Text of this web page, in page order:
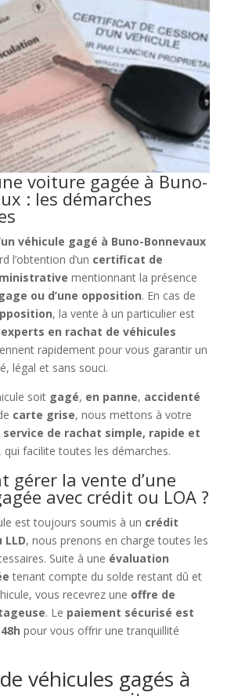
voiture gagée à Buno-
: les démarches
véhicule gagé à Buno-Bonnevaux
l’obtention d’un certificat de
mentionnant la présence
gage ou d’une opposition. En cas de
, la vente à un particulier est
experts en rachat de véhicules
rapidement pour vous garantir un
légal et sans souci.
soit gagé, en panne, accidenté
carte grise, nous mettons à votre
service de rachat simple, rapide et
, qui facilite toutes les démarches.
gérer la vente d’une
avec crédit ou LOA ?
est toujours soumis à un crédit
LLD, nous prenons en charge toutes les
Suite à une évaluation
tenant compte du solde restant dû et
vous recevrez une offre de
. Le paiement sécurisé est
pour vous offrir une tranquillité
véhicules gagés à